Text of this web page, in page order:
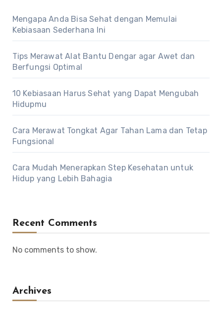
Mengapa Anda Bisa Sehat dengan Memulai
Kebiasaan Sederhana Ini
Tips Merawat Alat Bantu Dengar agar Awet dan
Berfungsi Optimal
10 Kebiasaan Harus Sehat yang Dapat Mengubah
Hidupmu
Cara Merawat Tongkat Agar Tahan Lama dan Tetap
Fungsional
Cara Mudah Menerapkan Step Kesehatan untuk
Hidup yang Lebih Bahagia
Recent Comments
No comments to show.
Archives